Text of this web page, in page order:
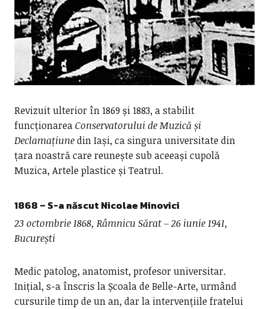
Revizuit ulterior în 1869 și 1883, a stabilit
funcționareaConservatorului de Muzică și
Declamațiunedin Iași, ca singura universitate din
țara noastră care reunește sub aceeași cupolă
Muzica, Artele plastice și Teatrul.
1868 – S-a născut Nicolae Minovici
23 octombrie 1868, Râmnicu Sărat – 26 iunie 1941,
București
Medic patolog, anatomist, profesor universitar.
Inițial, s-a înscris la Școala de Belle-Arte, urmând
cursurile timp de un an, dar la intervențiile fratelui